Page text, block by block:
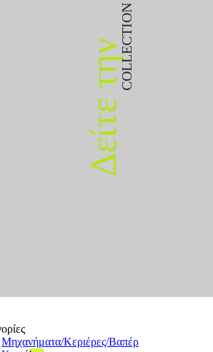
Δείτε τηνCOLLECTION
Μηχανήματα/Κεριέρες/Βαπέρ